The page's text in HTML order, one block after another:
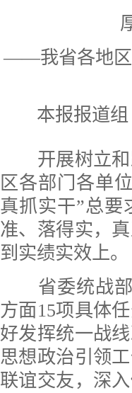
——我省各地区
本报报道组
开展树立和
区各部门各单
真抓实干”总要
准、落得实，
到实绩实效上。
省委统战部
方面15项具体
好发挥统一战
思想政治引领
联谊交友，深